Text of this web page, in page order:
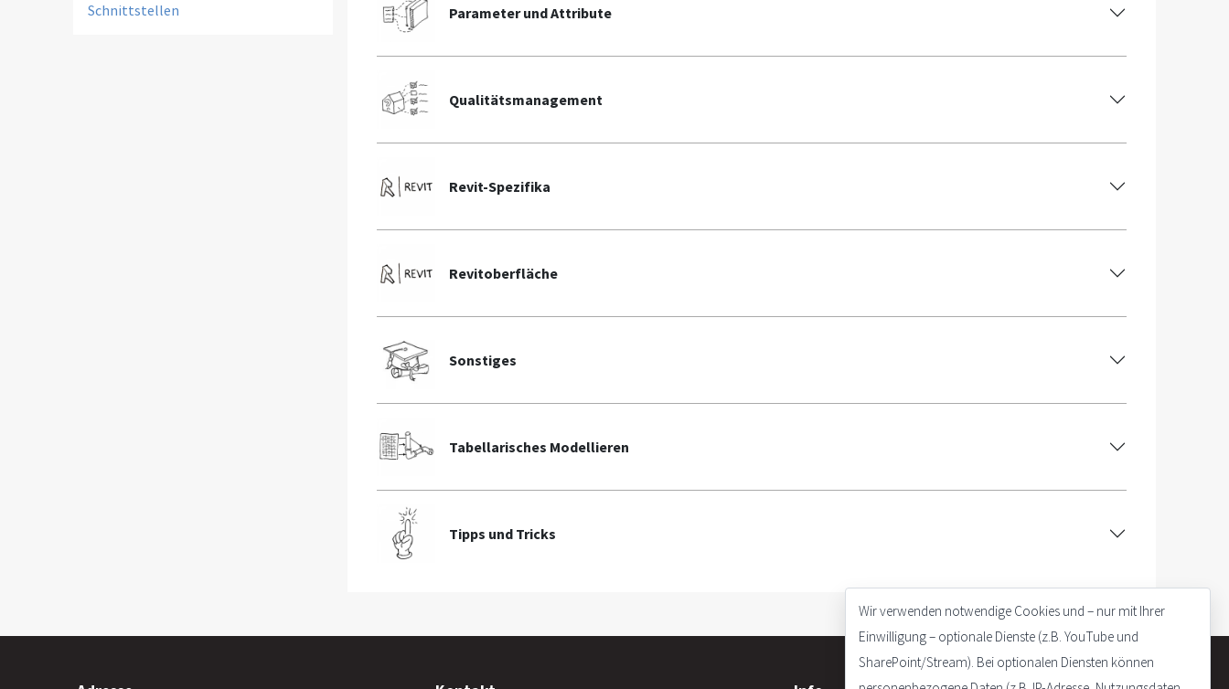
Schnittstellen
Parameter und Attribute
Qualitätsmanagement
Revit-Spezifika
Revitoberfläche
Sonstiges
Tabellarisches Modellieren
Tipps und Tricks
Wir verwenden notwendige Cookies und – nur mit Ihrer
Einwilligung – optionale Dienste (z.B. YouTube und
SharePoint/Stream). Bei optionalen Diensten können